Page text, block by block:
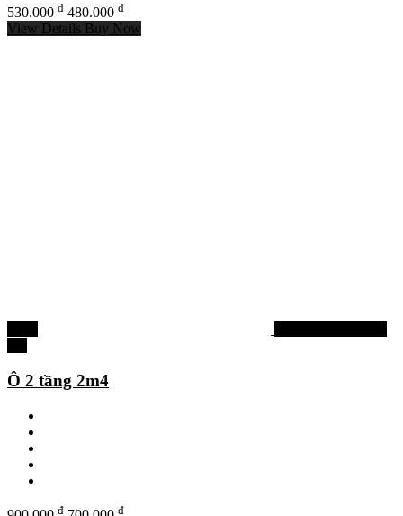
530.000 đ 480.000 đ
View Details Buy Now
Ô 2 tầng 2m4
đ đ